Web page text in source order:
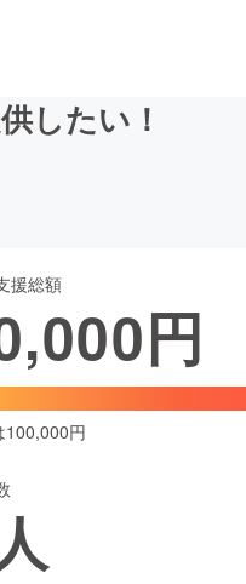
ファッション
したい！
援総額
円
100,000円